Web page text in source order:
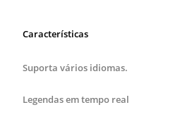
Características
Suporta vários idiomas.
Legendas em tempo real